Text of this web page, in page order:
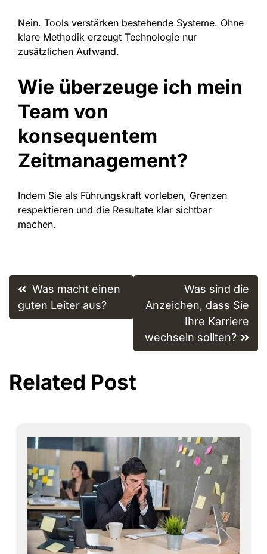
Nein. Tools verstärken bestehende Systeme. Ohne
klare Methodik erzeugt Technologie nur
zusätzlichen Aufwand.
Wie überzeuge ich mein
Team von
konsequentem
Zeitmanagement?
Indem Sie als Führungskraft vorleben, Grenzen
respektieren und die Resultate klar sichtbar
machen.
Post
navigation
Was macht einen
guten Leiter aus?
Was sind die
Anzeichen, dass Sie
Ihre Karriere
wechseln sollten?
Related Post